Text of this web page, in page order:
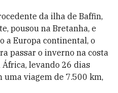
da ilha de Baffin,
pousou na Bretanha, e
a Europa continental, o
passar o inverno na costa
levando 26 dias
viagem de 7.500 km,